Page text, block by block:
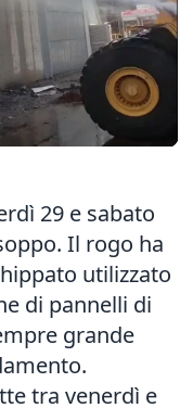
29 e sabato
Il rogo ha
utilizzato
di pannelli di
grande
tra venerdì e